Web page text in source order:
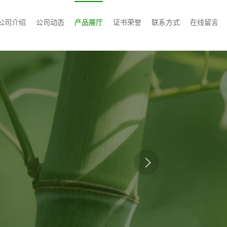
司介绍 公司动态 产品展厅 证书荣誉 联系方式 在线留言